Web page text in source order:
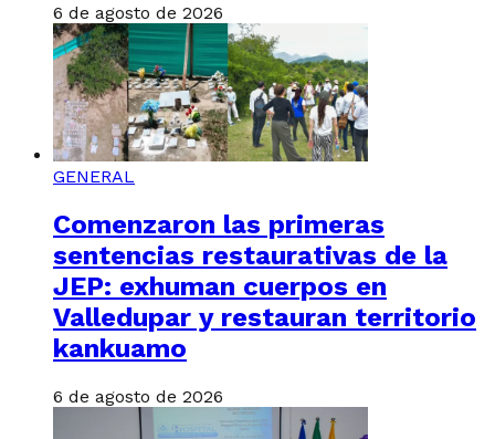
6 de agosto de 2026
GENERAL
Comenzaron las primeras
sentencias restaurativas de la
JEP: exhuman cuerpos en
Valledupar y restauran territorio
kankuamo
6 de agosto de 2026